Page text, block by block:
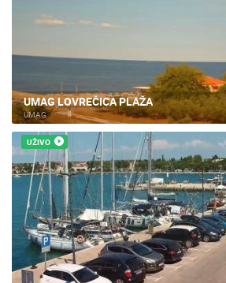
UMAG LOVREČICA PLAŽA
UMAG
UŽIVO